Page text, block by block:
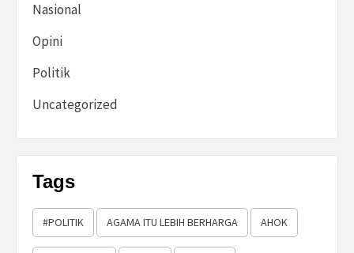
Nasional
Opini
Politik
Uncategorized
Tags
#POLITIK AGAMA ITU LEBIH BERHARGA AHOK